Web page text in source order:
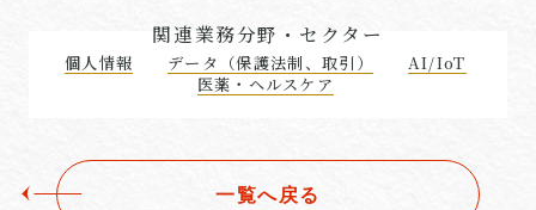
関連業務分野・セクター
個人情報 データ（保護法制、取引）
AI/IoT
医薬・ヘルスケア
一覧へ戻る